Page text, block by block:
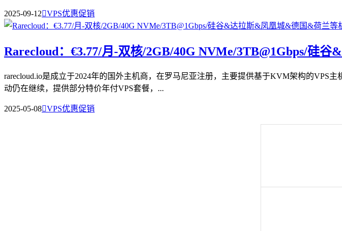
2025-09-12VPS优惠促销
Rarecloud：€3.77/月-双核/2GB/40G NVMe/3TB@1Gbps/硅
rarecloud.io是成立于2024年的国外主机商，在罗马尼亚注册，主要提供基于KVM架构的VPS
动仍在继续，提供部分特价年付VPS套餐，...
2025-05-08VPS优惠促销